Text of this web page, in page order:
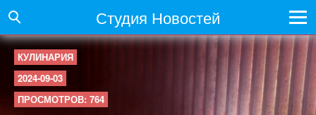
Студия Новостей
КУЛИНАРИЯ
2024-09-03
ПРОСМОТРОВ: 764